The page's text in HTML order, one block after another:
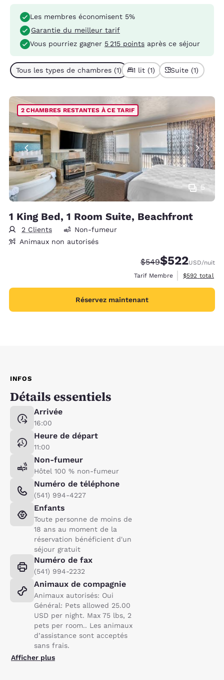
Les membres économisent 5%
Garantie du meilleur tarif
Vous pourriez gagner 5 215 points après ce séjour
Tous les types de chambres (1) 1 lit (1) Suite (1)
5
2 CHAMBRES RESTANTES À CE TARIF
1 King Bed, 1 Room Suite, Beachfront
2 Clients
Non-fumeur
Animaux non autorisés
Tarif barré :
$549Tarif réduit :
$522USD/nuit
Tarif Membre
Afficher les
$592 total
Réservez maintenant
INFOS
Détails essentiels
Arrivée
16:00
Heure de départ
11:00
Non-fumeur
Hôtel 100 % non-fumeur
Numéro de téléphone
(541) 994-4227
Enfants
Toute personne de moins de
18 ans au moment de la
réservation bénéficient d'un
séjour gratuit
Numéro de fax
(541) 994-2232
Animaux de compagnie
Animaux autorisés: Oui
Général: Pets allowed 25.00
USD per night. Max 75 lbs, 2
pets per room.. Les animaux
d’assistance sont acceptés
sans frais.
Afficher plus